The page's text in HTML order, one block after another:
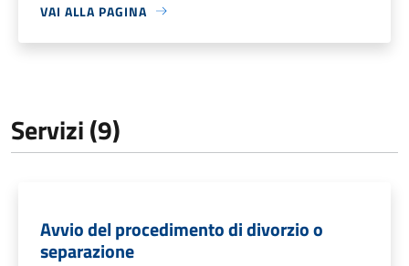
VAI ALLA PAGINA
Servizi (9)
Avvio del procedimento di divorzio o
separazione